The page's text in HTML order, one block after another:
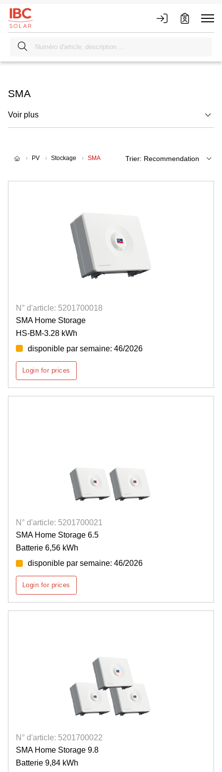
SMA
Voir plus
PV Stockage SMA
N° d'article: 5201700018
SMA Home Storage
HS-BM-3.28 kWh
disponible par semaine: 46/2026
Login for prices
N° d'article: 5201700021
SMA Home Storage 6.5
Batterie 6,56 kWh
disponible par semaine: 46/2026
Login for prices
N° d'article: 5201700022
SMA Home Storage 9.8
Batterie 9,84 kWh